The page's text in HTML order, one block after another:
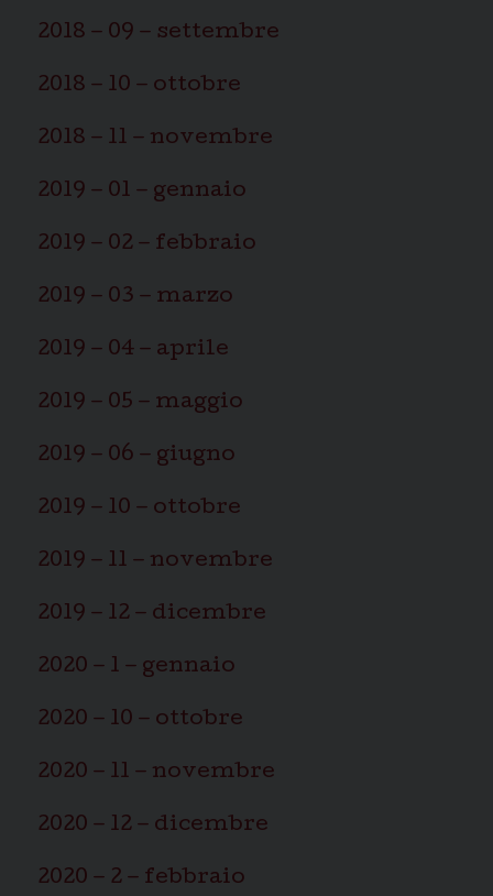
2018 – 09 – settembre
2018 – 10 – ottobre
2018 – 11 – novembre
2019 – 01 – gennaio
2019 – 02 – febbraio
2019 – 03 – marzo
2019 – 04 – aprile
2019 – 05 – maggio
2019 – 06 – giugno
2019 – 10 – ottobre
2019 – 11 – novembre
2019 – 12 – dicembre
2020 – 1 – gennaio
2020 – 10 – ottobre
2020 – 11 – novembre
2020 – 12 – dicembre
2020 – 2 – febbraio